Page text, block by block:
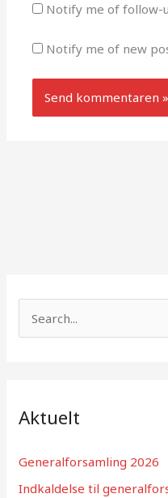
Notify me of follow-
Notify me of new
ø
e
Aktuelt
Generalforsamling 2026
Indkaldelse til